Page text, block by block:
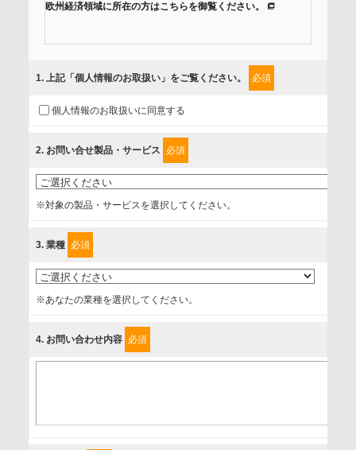
欧州経済領域に所在の方はこちらを御覧ください。
組みを行っています。
に取扱い、これらで定める範囲内で、サービスの提供やご案
内等のために利用させていただいております。
情報を提供されるお客様（本人）に対して、情報の収集目
的、管理者、提供の有無、情報提供の任意性や権利について
確認し、当社への情報提供がお客様の懸念にならないよう
上げます。
事業者名
個人情報保護責任者
1. 上記「個人情報のお取扱い」をご覧ください。 必須
個人情報のお取扱いに同意する
2. お問い合せ製品・サービス 必須
※対象の製品・サービスを選択してください。
3. 業種 必須
※あなたの業種を選択してください。
4. お問い合わせ内容 必須